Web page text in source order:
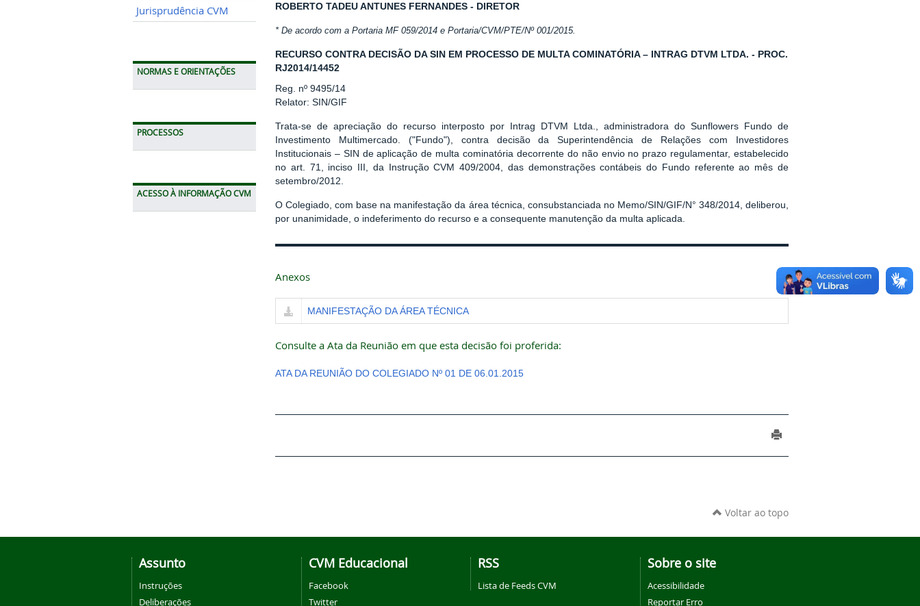
Jurisprudência CVM
NORMAS E ORIENTAÇÕES
PROCESSOS
ACESSO À INFORMAÇÃO CVM
ROBERTO TADEU ANTUNES FERNANDES - DIRETOR
* De acordo com a Portaria MF 059/2014 e Portaria/CVM/PTE/Nº 001/2015.
RECURSO CONTRA DECISÃO DA SIN EM PROCESSO DE MULTA COMINATÓRIA – INTRAG DTVM LTDA. - PROC.
RJ2014/14452
Reg. nº 9495/14
Relator: SIN/GIF
Trata-se de apreciação do recurso interposto por Intrag DTVM Ltda., administradora do Sunflowers Fundo de
Investimento Multimercado. ("Fundo"), contra decisão da Superintendência de Relações com Investidores
Institucionais – SIN de aplicação de multa cominatória decorrente do não envio no prazo regulamentar, estabelecido
no art. 71, inciso III, da Instrução CVM 409/2004, das demonstrações contábeis do Fundo referente ao mês de
setembro/2012.
O Colegiado, com base na manifestação da área técnica, consubstanciada no Memo/SIN/GIF/N° 348/2014, deliberou,
por unanimidade, o indeferimento do recurso e a consequente manutenção da multa aplicada.
Anexos
MANIFESTAÇÃO DA ÁREA TÉCNICA
Consulte a Ata da Reunião em que esta decisão foi proferida:
ATA DA REUNIÃO DO COLEGIADO Nº 01 DE 06.01.2015
Voltar ao topo
Assunto
Instruções
Deliberações
CVM Educacional
Facebook
Twitter
RSS
Lista de Feeds CVM
Sobre o site
Acessibilidade
Reportar Erro